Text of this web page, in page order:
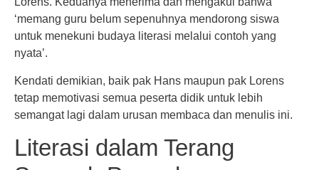
‘memang guru belum sepenuhnya mendorong siswa
untuk menekuni budaya literasi melalui contoh yang
nyata’.
Kendati demikian, baik pak Hans maupun pak Lorens
tetap memotivasi semua peserta didik untuk lebih
semangat lagi dalam urusan membaca dan menulis ini.
Literasi dalam Terang